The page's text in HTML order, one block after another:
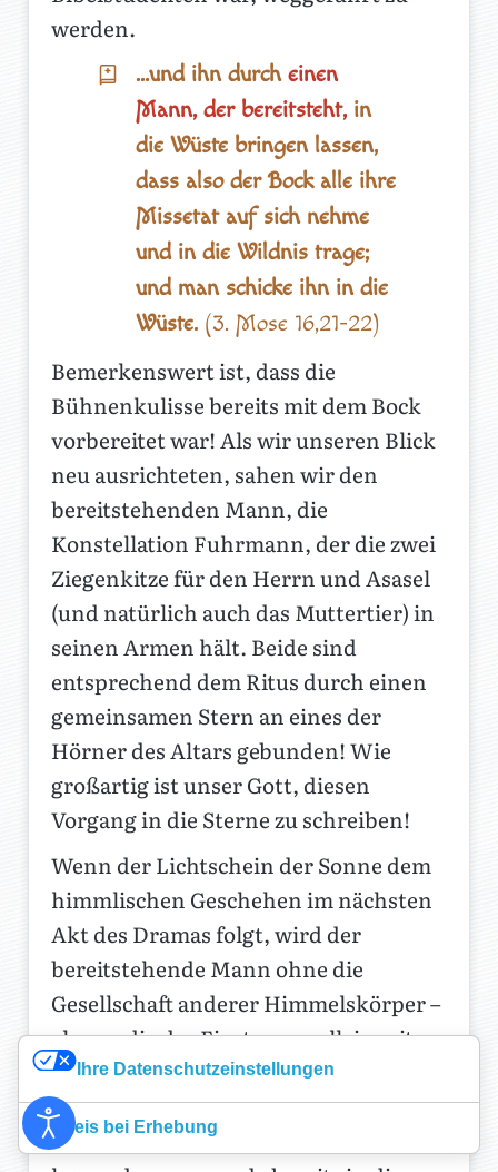
werden.
…und ihn durch einen
Mann, der bereitsteht, in
die Wüste bringen lassen,
dass also der Bock alle ihre
Missetat auf sich nehme
und in die Wildnis trage;
und man schicke ihn in die
Wüste.(3. Mose 16,21-22)
Bemerkenswert ist, dass die
Bühnenkulisse bereits mit dem Bock
vorbereitet war! Als wir unseren Blick
neu ausrichteten, sahen wir den
bereitstehenden Mann, die
Konstellation Fuhrmann, der die zwei
Ziegenkitze für den Herrn und Asasel
(und natürlich auch das Muttertier) in
seinen Armen hält. Beide sind
entsprechend dem Ritus durch einen
gemeinsamen Stern an eines der
Hörner des Altars gebunden! Wie
großartig ist unser Gott, diesen
Vorgang in die Sterne zu schreiben!
Wenn der Lichtschein der Sonne dem
himmlischen Geschehen im nächsten
Akt des Dramas folgt, wird der
bereitstehende Mann ohne die
Gesellschaft anderer Himmelskörper –
als nur die der Fixsterne – allein mit
dem Sündenbock in die dunkle
Wildnis geschickt. Nun ist es zu spät,
noch weitere Sünden auf Asasel zu
Ihre Datenschutzeinstellungen
Hinweis bei Erhebung